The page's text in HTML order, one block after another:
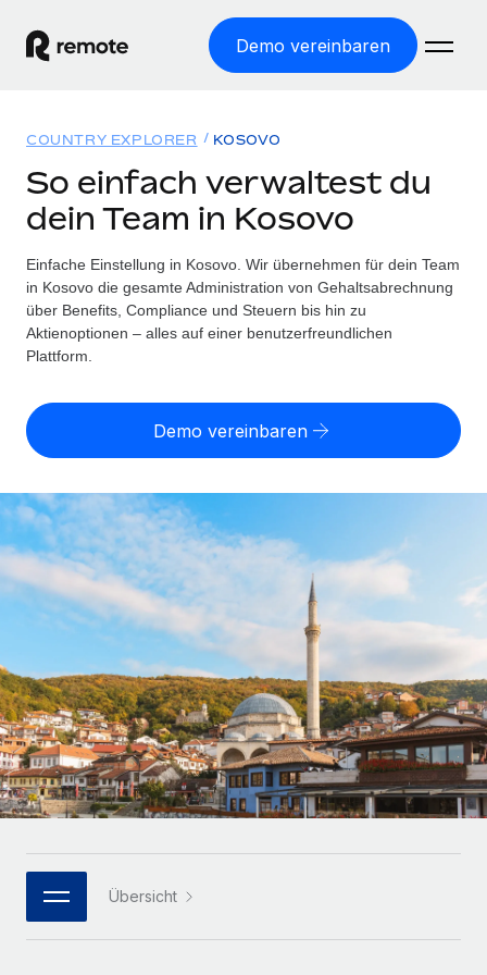
Demo vereinbaren
WELTWEITE BESCHÄFTIGUNG
Globale Payroll
Einfache, rechtssicher Payroll
Employer of Record
Weltweites Wachstum ohne Kosten für Niederlassungen
Contractor of Record
Rechtssichere, weltweite Arbeit mit Freelancer:innen
Globales Onboarding und Verwalten von
Freelancer:innen
PEO
Auslagern von komplexen HR-Aufgaben
INFRASTRUKTUR
Remote Embedded
Nahtlose Integration der HR in bestehende Abläufe
Plattform
Integrierte HR-Kernfunktionen für dein Team
MCP
Integrationen
Lösungen
WELTWEITE ABDECKUNG
Country Explorer
Länderspezifische Unterstützung bei der Einstellung
Einfache Einstellung in allen US-Bundesstaaten
WACHSTUMSPHASE
Startups
Agile HR- und Payroll-Lösungen für wachsende
Unternehmen
Mittelstand
Maßgeschneiderte HR-Lösungen, um Teams zu
vergrößern
Enterprise
Globale HR für Konzerne und Großunternehmen
PARTNER WERDEN
Flexible Einbettung von Global-HR-Funktionen in deine
Ressourcen
TOOLS UND RECHNER
Scheinselbstständigkeitsrisiko berechnen
Personalkostenrechner
Gesamtbeschäftigungskosten
Honorarzahlungen berechnen
Informationen zu möglichen Währungen und
Abwicklungsfristen für globale Freelancer:innen
LERNEN MIT REMOTE
Forschung und Leitfäden
Fallstudien
HR-Glossar
Bibliothek für Stellenbeschreibungen
Webinare
Preise
Nederlands
Français
Español
Italiano
Português (Portugal)
한국어
Anmelden
COUNTRY EXPLORER KOSOVO
So einfach verwaltest du
dein Team in Kosovo
Einfache Einstellung in Kosovo. Wir übernehmen für dein Team
in Kosovo die gesamte Administration von Gehaltsabrechnung
über Benefits, Compliance und Steuern bis hin zu
Aktienoptionen – alles auf einer benutzerfreundlichen
Plattform.
Demo vereinbaren
Übersicht